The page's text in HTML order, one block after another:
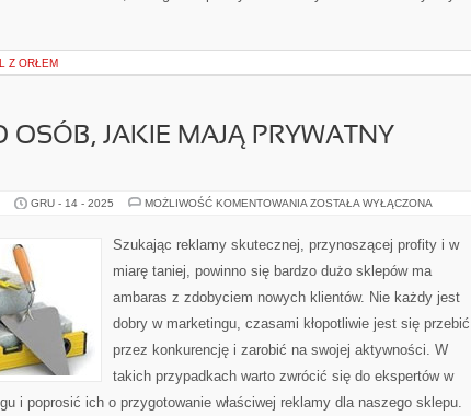
Z ORŁEM
OSÓB, JAKIE MAJĄ PRYWATNY
GRU - 14 - 2025 MOŻLIWOŚĆ KOMENTOWANIA MNÓSTWO
PRYWATNY
ZOSTAŁA WYŁĄCZONA
Szukając reklamy skutecznej, przynoszącej profity i w
miarę taniej, powinno się bardzo dużo sklepów ma
ambaras z zdobyciem nowych klientów. Nie każdy jest
dobry w marketingu, czasami kłopotliwie jest się przebić
przez konkurencję i zarobić na swojej aktywności. W
takich przypadkach warto zwrócić się do ekspertów w
i poprosić ich o przygotowanie właściwej reklamy dla naszego sklepu.